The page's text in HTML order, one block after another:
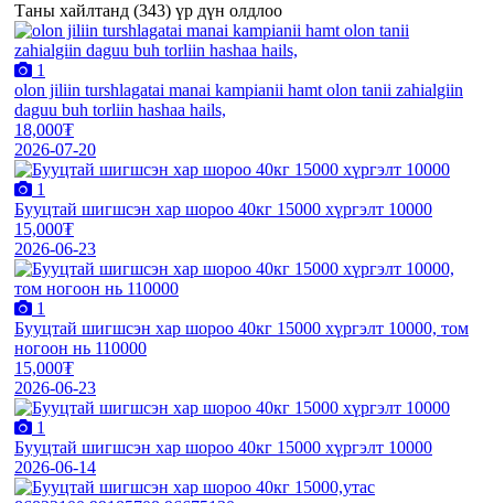
Таны хайлтанд (343) үр дүн олдлоо
1
olon jiliin turshlagatai manai kampianii hamt olon tanii zahialgiin
daguu buh torliin hashaa hails,
18,000₮
2026-07-20
1
Бууцтай шигшсэн хар шороо 40кг 15000 хүргэлт 10000
15,000₮
2026-06-23
1
Бууцтай шигшсэн хар шороо 40кг 15000 хүргэлт 10000, том
ногоон нь 110000
15,000₮
2026-06-23
1
Бууцтай шигшсэн хар шороо 40кг 15000 хүргэлт 10000
2026-06-14